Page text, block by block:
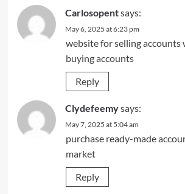
Carlosopentsays:
May 6, 2025 at 6:23 pm
website for selling accounts
buying accounts
Reply
Clydefeemysays:
May 7, 2025 at 5:04 am
purchase ready-made
market
Reply